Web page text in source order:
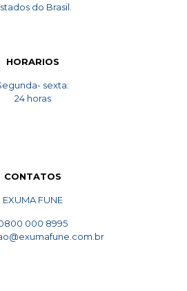
do Brasil.
HORARIOS
sexta:
24 horas
CONTATOS
EXUMA FUNE
000 8995